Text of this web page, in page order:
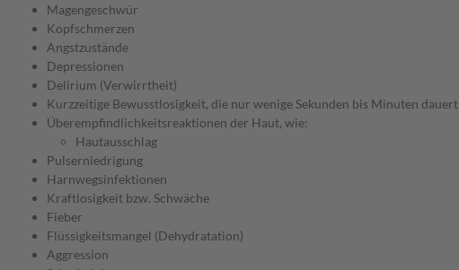
Magengeschwür
Kopfschmerzen
Angstzustände
Depressionen
Delirium (Verwirrtheit)
Kurzzeitige Bewusstlosigkeit, die nur wenige Sekunden bis Minuten dauert
Überempfindlichkeitsreaktionen der Haut, wie:
Hautausschlag
Pulserniedrigung
Harnwegsinfektionen
Kraftlosigkeit bzw. Schwäche
Fieber
Flüssigkeitsmangel (Dehydratation)
Aggression